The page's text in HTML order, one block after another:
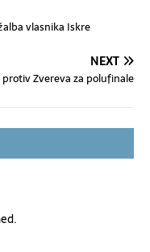
vlasnika Iskre
NEXT
Zvereva za polufinale